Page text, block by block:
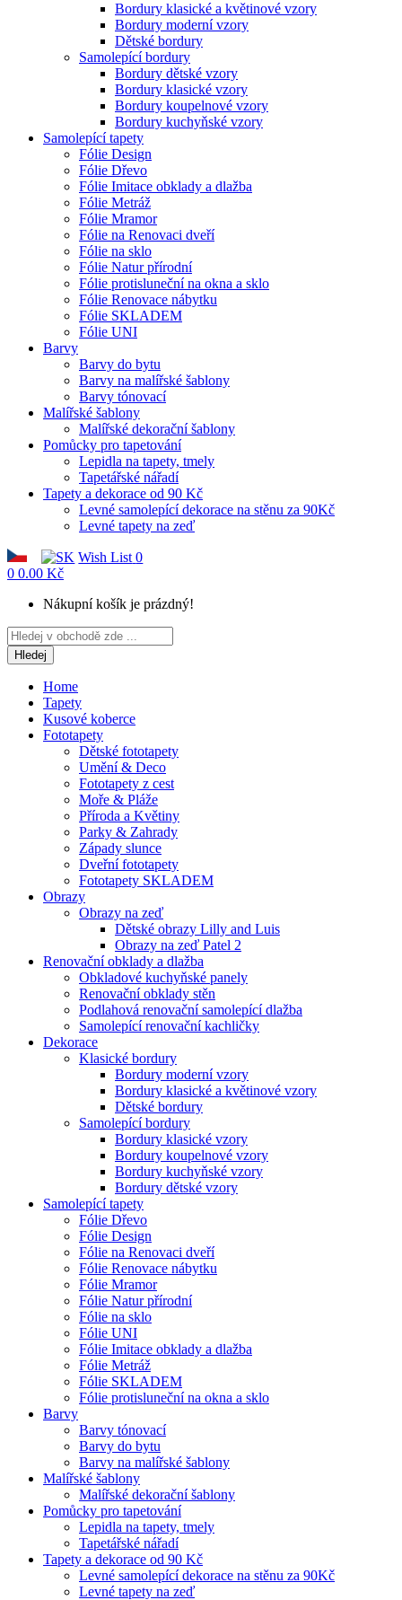
Bordury klasické a květinové vzory
Bordury moderní vzory
Dětské bordury
Samolepící bordury
Bordury dětské vzory
Bordury klasické vzory
Bordury koupelnové vzory
Bordury kuchyňské vzory
Samolepící tapety
Fólie Design
Fólie Dřevo
Fólie Imitace obklady a dlažba
Fólie Metráž
Fólie Mramor
Fólie na Renovaci dveří
Fólie na sklo
Fólie Natur přírodní
Fólie protisluneční na okna a sklo
Fólie Renovace nábytku
Fólie SKLADEM
Fólie UNI
Barvy
Barvy do bytu
Barvy na malířské šablony
Barvy tónovací
Malířské šablony
Malířské dekorační šablony
Pomůcky pro tapetování
Lepidla na tapety, tmely
Tapetářské nářadí
Tapety a dekorace od 90 Kč
Levné samolepící dekorace na stěnu za 90Kč
Levné tapety na zeď
Wish List 0
0 0.00 Kč
Nákupní košík je prázdný!
Hledej
Home
Tapety
Kusové koberce
Fototapety
Dětské fototapety
Umění & Deco
Fototapety z cest
Moře & Pláže
Příroda a Květiny
Parky & Zahrady
Západy slunce
Dveřní fototapety
Fototapety SKLADEM
Obrazy
Obrazy na zeď
Dětské obrazy Lilly and Luis
Obrazy na zeď Patel 2
Renovační obklady a dlažba
Obkladové kuchyňské panely
Renovační obklady stěn
Podlahová renovační samolepící dlažba
Samolepící renovační kachličky
Dekorace
Klasické bordury
Bordury moderní vzory
Bordury klasické a květinové vzory
Dětské bordury
Samolepící bordury
Bordury klasické vzory
Bordury koupelnové vzory
Bordury kuchyňské vzory
Bordury dětské vzory
Samolepící tapety
Fólie Dřevo
Fólie Design
Fólie na Renovaci dveří
Fólie Renovace nábytku
Fólie Mramor
Fólie Natur přírodní
Fólie na sklo
Fólie UNI
Fólie Imitace obklady a dlažba
Fólie Metráž
Fólie SKLADEM
Fólie protisluneční na okna a sklo
Barvy
Barvy tónovací
Barvy do bytu
Barvy na malířské šablony
Malířské šablony
Malířské dekorační šablony
Pomůcky pro tapetování
Lepidla na tapety, tmely
Tapetářské nářadí
Tapety a dekorace od 90 Kč
Levné samolepící dekorace na stěnu za 90Kč
Levné tapety na zeď